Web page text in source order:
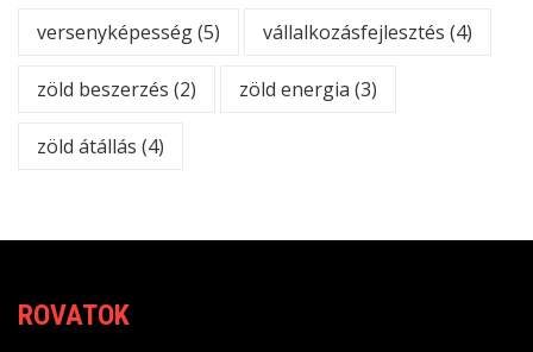
versenyképesség(5) vállalkozásfejlesztés (4)
zöld beszerzés (2) zöld energia (3)
zöld átállás (4)
ROVATOK